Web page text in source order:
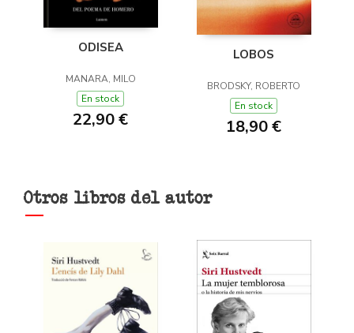
ODISEA
MANARA, MILO
En stock
22,90 €
LOBOS
BRODSKY, ROBERTO
En stock
18,90 €
Otros libros del autor